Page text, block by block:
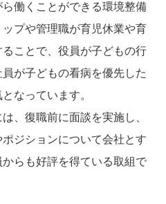
働くことができる環境整備
プや管理職が育児休業や育
ことで、役員が子どもの行
が子どもの看病を優先した
なっています。
、復職前に面談を実施し、
ジションについて会社とす
らも好評を得ている取組で